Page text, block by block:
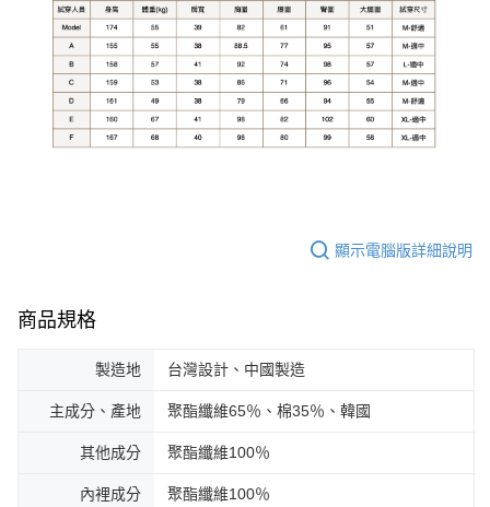
顯示電腦版詳細說明
商品規格
製造地 台灣設計、中國製造
主成分、產地 聚酯纖維65％、棉35％、韓國
其他成分 聚酯纖維100％
內裡成分 聚酯纖維100％